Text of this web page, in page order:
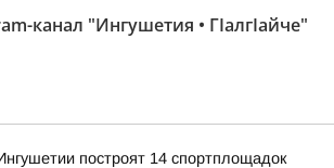
канал "Ингушетия • ГIалгIайче"
построят 14 спортплощадок